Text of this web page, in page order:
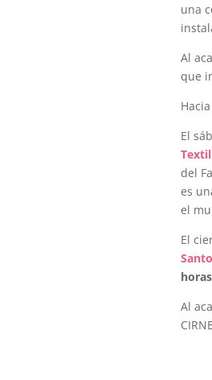
una
Al
que
El
Textil
del
es
el
El
horas
Al